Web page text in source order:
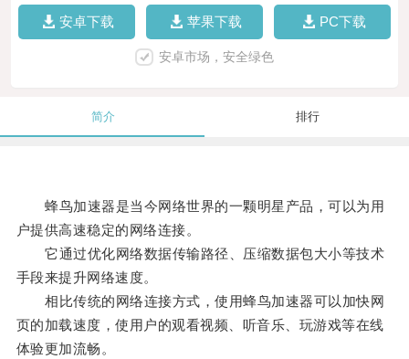
安卓下载 苹果下载 PC下载
安卓市场，安全绿色
简介 排行
蜂鸟加速器是当今网络世界的一颗明星产品，可以为用
户提供高速稳定的网络连接。
它通过优化网络数据传输路径、压缩数据包大小等技术
手段来提升网络速度。
相比传统的网络连接方式，使用蜂鸟加速器可以加快网
页的加载速度，使用户的观看视频、听音乐、玩游戏等在线
体验更加流畅。